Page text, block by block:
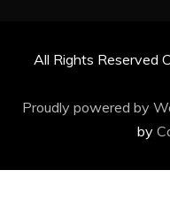
All Rights Reserved
Proudly powered by
by